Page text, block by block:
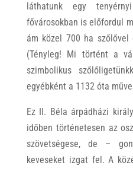
láthatunk egy
fővárosokban is előfordul
ám közel 700 ha szőlővel
(Tényleg! Mi történt a
szimbolikus
egyébként a 1132 óta
Ez II. Béla árpádházi
időben történetesen az
szövetségese, de –
keveseket izgat fel. A